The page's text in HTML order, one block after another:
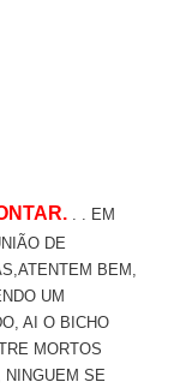
. . EM
DE
BEM,
UM
AI O BICHO
MORTOS
SE